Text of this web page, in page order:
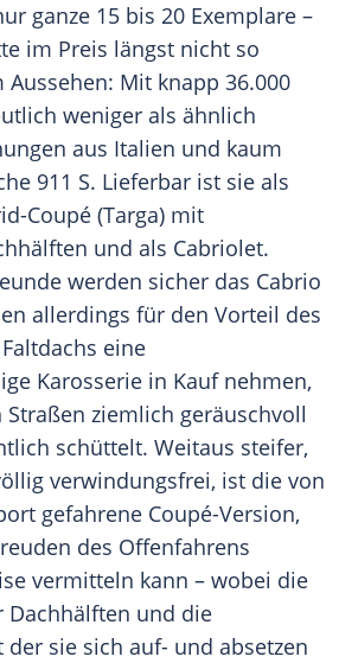
ganze 15 bis 20 Exemplare –
im Preis längst nicht so
Mit knapp 36.000
weniger als ähnlich
aus Italien und kaum
911 S. Lieferbar ist sie als
Coupé (Targa) mit
und als Cabriolet.
werden sicher das Cabrio
allerdings für den Vorteil des
eine
Karosserie in Kauf nehmen,
ziemlich geräuschvoll
schüttelt. Weitaus steifer,
verwindungsfrei, ist die von
gefahrene Coupé-Version,
des Offenfahrens
vermitteln kann – wobei die
Dachhälften und die
sie sich auf- und absetzen